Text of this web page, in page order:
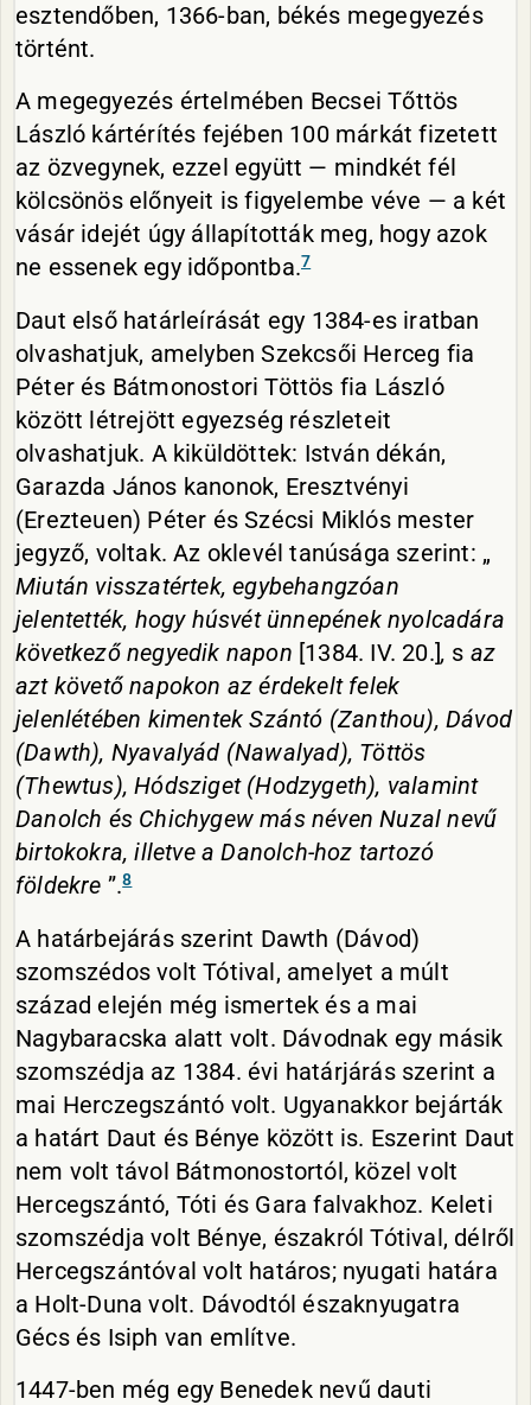
esztendőben, 1366-ban, békés megegyezés
történt.
A megegyezés értelmében Becsei Tőttös
László kártérítés fejében 100 márkát fizetett
az özvegynek, ezzel együtt — mindkét fél
kölcsönös előnyeit is figyelembe véve — a két
vásár idejét úgy állapították meg, hogy azok
ne essenek egy időpontba.7
Daut első határleírását egy 1384-es iratban
olvashatjuk, amelyben Szekcsői Herceg fia
Péter és Bátmonostori Töttös fia László
között létrejött egyezség részleteit
olvashatjuk. A kiküldöttek: István dékán,
Garazda János kanonok, Eresztvényi
(Erezteuen) Péter és Szécsi Miklós mester
jegyző, voltak. Az oklevél tanúsága szerint: „
Miután visszatértek, egybehangzóan
jelentették, hogy húsvét ünnepének nyolcadára
következő negyedik napon [1384. IV. 20.], s az
azt követő napokon az érdekelt felek
jelenlétében kimentek Szántó (Zanthou), Dávod
(Dawth), Nyavalyád (Nawalyad), Töttös
(Thewtus), Hódsziget (Hodzygeth), valamint
Danolch és Chichygew más néven Nuzal nevű
birtokokra, illetve a Danolch-hoz tartozó
földekre ”.8
A határbejárás szerint Dawth (Dávod)
szomszédos volt Tótival, amelyet a múlt
század elején még ismertek és a mai
Nagybaracska alatt volt. Dávodnak egy másik
szomszédja az 1384. évi határjárás szerint a
mai Herczegszántó volt. Ugyanakkor bejárták
a határt Daut és Bénye között is. Eszerint Daut
nem volt távol Bátmonostortól, közel volt
Hercegszántó, Tóti és Gara falvakhoz. Keleti
szomszédja volt Bénye, északról Tótival, délről
Hercegszántóval volt határos; nyugati határa
a Holt-Duna volt. Dávodtól északnyugatra
Gécs és Isiph van említve.
1447-ben még egy Benedek nevű dauti